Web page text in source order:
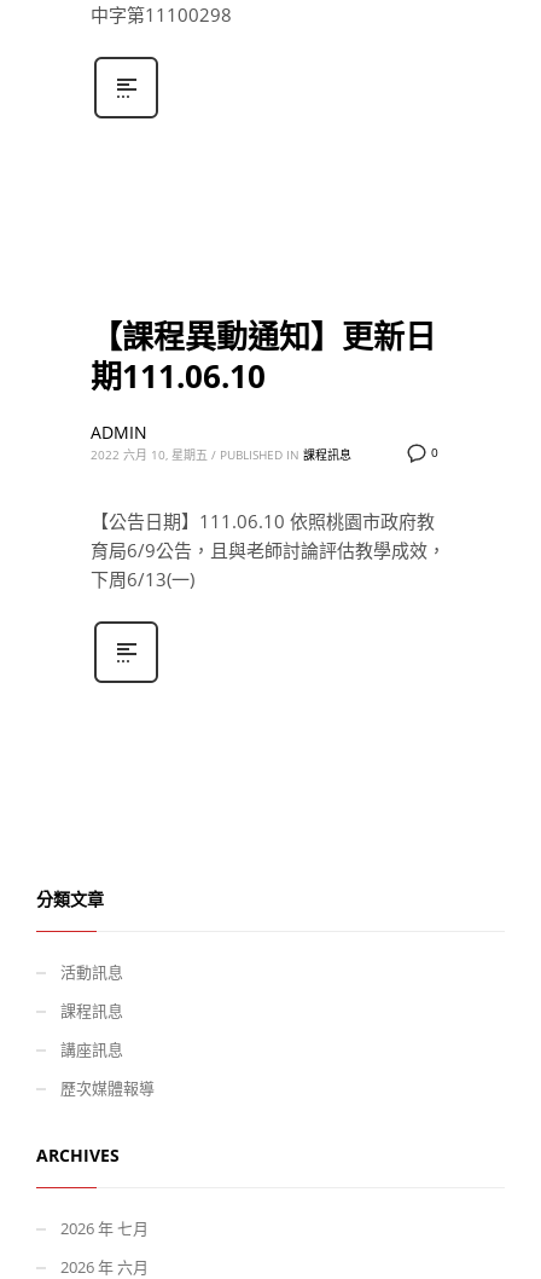
中字第11100298
【課程異動通知】更新日
期111.06.10
0
ADMIN
2022 六月 10, 星期五 / PUBLISHED IN 課程訊息
【公告日期】111.06.10 依照桃園市政府教
育局6/9公告，且與老師討論評估教學成效，
下周6/13(一)
分類文章
活動訊息
課程訊息
講座訊息
歷次媒體報導
ARCHIVES
2026 年 七月
2026 年 六月